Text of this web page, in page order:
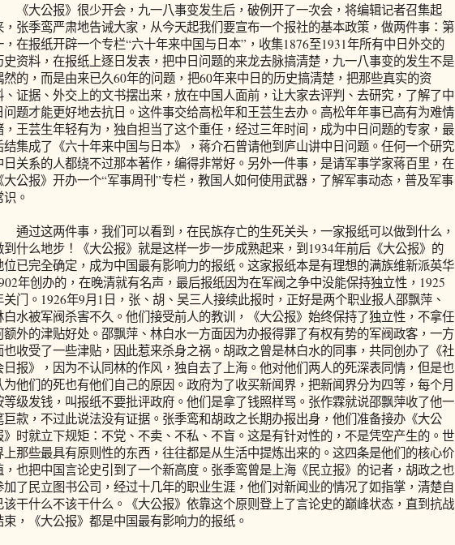
《大公报》很少开会，九一八事变发生后，破例开了一次会，将编辑记者召集起
，张季鸾严肃地告诫大家，从今天起我们要宣布一个报社的基本政策，做两件事：第
，在报纸开辟一个专栏“六十年来中国与日本”，收集1876至1931年所有中日外交的
史资料，在报纸上逐日发表，把中日问题的来龙去脉搞清楚，九一八事变的发生不是
然的，而是由来已久60年的问题，把60年来中日的历史搞清楚，把那些真实的资
、证据、外交上的文书摆出来，放在中国人面前，让大家去评判、去研究，了解了中
问题才能更好地去抗日。这件事交给高松年和王芸生去办。高松年年事已高有为难情
，王芸生年轻有为，独自担当了这个重任，经过三年时间，成为中日问题的专家，最
结集成了《六十年来中国与日本》，蒋介石曾请他到庐山讲中日问题。任何一个研究
日关系的人都绕不过那本著作，编得非常好。另外一件事，是请军事学家蒋百里，在
大公报》开办一个“军事周刊”专栏，教国人如何使用武器，了解军事动态，普及军事
识。
通过这两件事，我们可以看到，在民族存亡的生死关头，一家报纸可以做到什么，
到什么地步！《大公报》就是这样一步一步成熟起来，到1934年前后《大公报》的
位已完全确定，成为中国最有影响力的报纸。这家报纸本是有理想的满族维新派英华
年创办的，在晚清就有名声，最后报纸因为在军阀之争中没能保持独立性，1925
关门。1926年9月1日，张、胡、吴三人接续此报时，正好是两个职业报人邵飘萍、
白水被军阀杀害不久。他们接受前人的教训，《大公报》始终保持了独立性，不拿任
额外的津贴好处。邵飘萍、林白水一方面因为办报得罪了有权有势的军阀政客，一方
也收受了一些津贴，因此惹来杀身之祸。胡政之曾是林白水的同事，共同创办了《社
日报》，因为不认同林的作风，独自去了上海。他对他们两人的死深表同情，但是也
为他们的死也有他们自己的原因。政府为了收买新闻界，把新闻界分为四等，每个月
等级发钱，叫报纸不要批评政府。他们是拿了钱照样骂。张作霖就说邵飘萍收了他一
巨款，不过此说法没有证据。张季鸾和胡政之长期办报出身，他们准备接办《大公
》时就立下规矩：不党、不卖、不私、不盲。这是有针对性的，不是凭空产生的。世
上那些最具有原则性的东西，往往都是从生活中提炼出来的。这四条是他们的核心价
，也把中国言论史引到了一个新高度。张季鸾曾是上海《民立报》的记者，胡政之也
加了民立图书公司，经过十几年的职业生涯，他们对新闻业的情况了如指掌，清楚自
该干什么不该干什么。《大公报》依靠这个原则登上了言论史的巅峰状态，直到抗战
束，《大公报》都是中国最有影响力的报纸。